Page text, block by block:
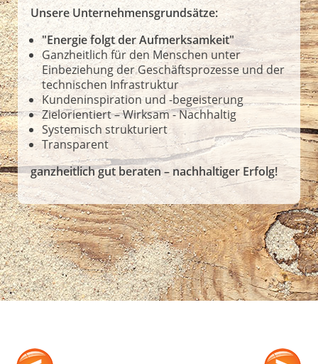
Unsere Unternehmensgrundsätze:
"Energie folgt der Aufmerksamkeit"
Ganzheitlich für den Menschen unter
Einbeziehung der Geschäftsprozesse und der
technischen Infrastruktur
Kundeninspiration und -begeisterung
Zielorientiert – Wirksam - Nachhaltig
Systemisch strukturiert
Transparent
ganzheitlich gut beraten – nachhaltiger Erfolg!